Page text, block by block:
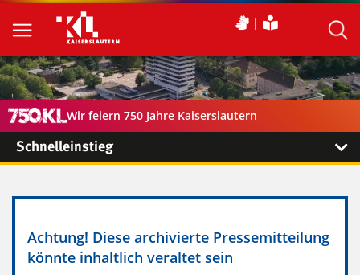
Wir feiern 750 Jahre Kaiserslautern
Schnelleinstieg
Achtung! Diese archivierte Pressemitteilung
könnte inhaltlich veraltet sein